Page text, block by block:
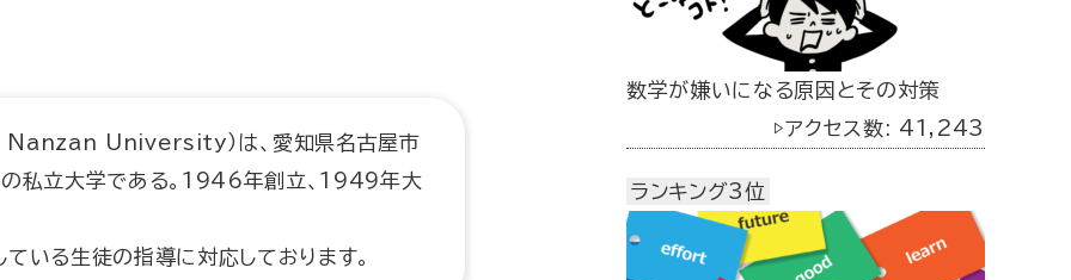
: Nanzan University）は、愛知県名古屋市
私立大学である。1946年創立、1949年大
いる生徒の指導に対応しております。
数学が嫌いになる原因とその対策
▷アクセス数: 41,243
ランキング3位